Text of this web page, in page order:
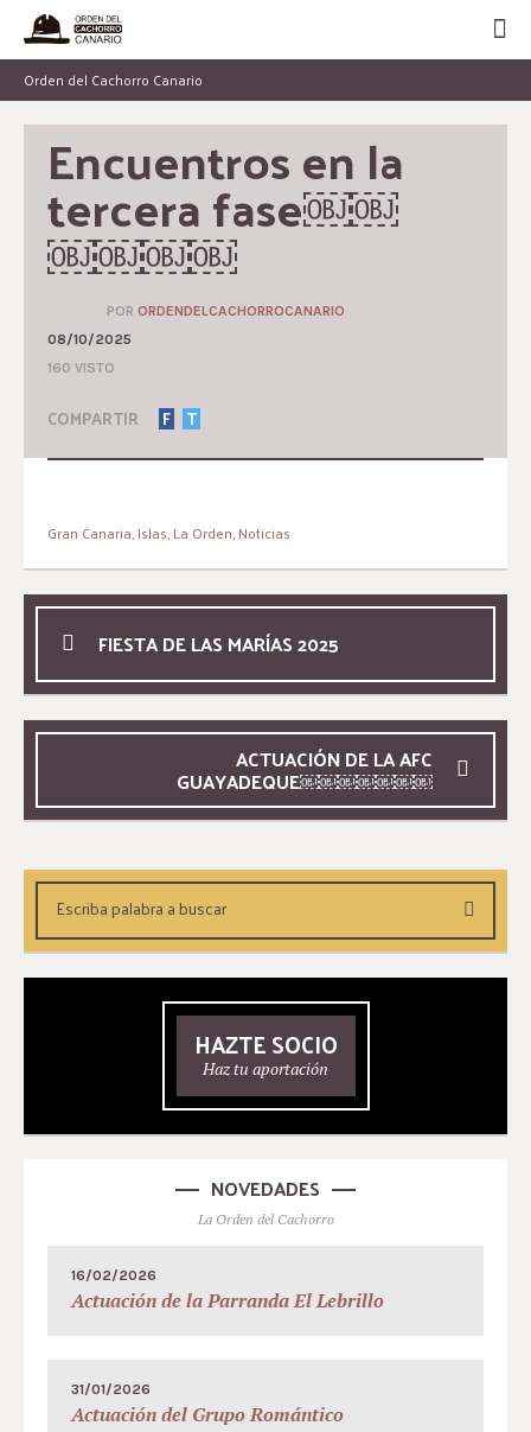
Orden del Cachorro Canario
Encuentros en la
tercera fase￼￼
￼￼￼￼
POR ORDENDELCACHORROCANARIO
08/10/2025
160 VISTO
COMPARTIR F T
Gran Canaria,Islas,La Orden,Noticias
FIESTA DE LAS MARÍAS 2025
ACTUACIÓN DE LA AFC
GUAYADEQUE￼￼￼￼￼￼￼
HAZTE SOCIO
Haz tu aportación
NOVEDADES
La Orden del Cachorro
16/02/2026
Actuación de la Parranda El Lebrillo
31/01/2026
Actuación del Grupo Romántico